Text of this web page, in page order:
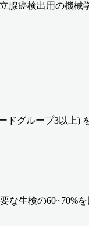
癌検出用の機械
ドグループ3以上)
生検の60~70%